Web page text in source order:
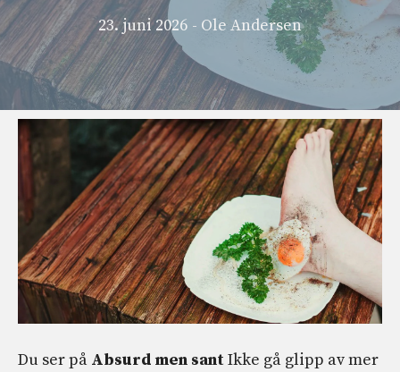
23. juni 2026 - Ole Andersen
Du ser på Absurd men santIkke gå glipp av mer